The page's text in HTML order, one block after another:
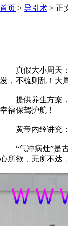
首页 > 导引术 > 正
真假大小周天：
发，不梳则乱！大
提供养生方案，
幸福保驾护航！
黄帝内经讲究：
“气冲病灶”是古
心所欲，无所不达